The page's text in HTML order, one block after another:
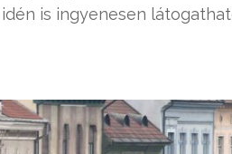
is ingyenesen